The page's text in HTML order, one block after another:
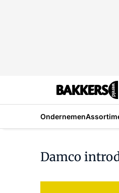
Ondernemen
Damco